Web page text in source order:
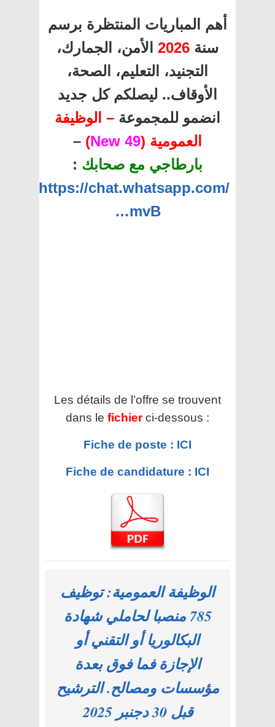
أهم المباريات المنتظرة برسم
سنة 2026 الأمن، الجمارك،
التجنيد، التعليم، الصحة،
الأوقاف.. ليصلكم كل جديد
انضمو للمجموعة – الوظيفة
العمومية (49 New
)
–
بارطاجي مع صحابك :
https://chat.whatsapp.com/
…mvB
Les détails de l’offre se trouvent
dans le fichier ci-dessous :
Fiche de poste : ICI
Fiche de candidature : ICI
الوظيفة العمومية: توظيف
785 منصبا لحاملي شهادة
البكالوريا أو التقني أو
الإجازة فما فوق بعدة
مؤسسات ومصالح. الترشيح
قبل 30 دجنبر 2025